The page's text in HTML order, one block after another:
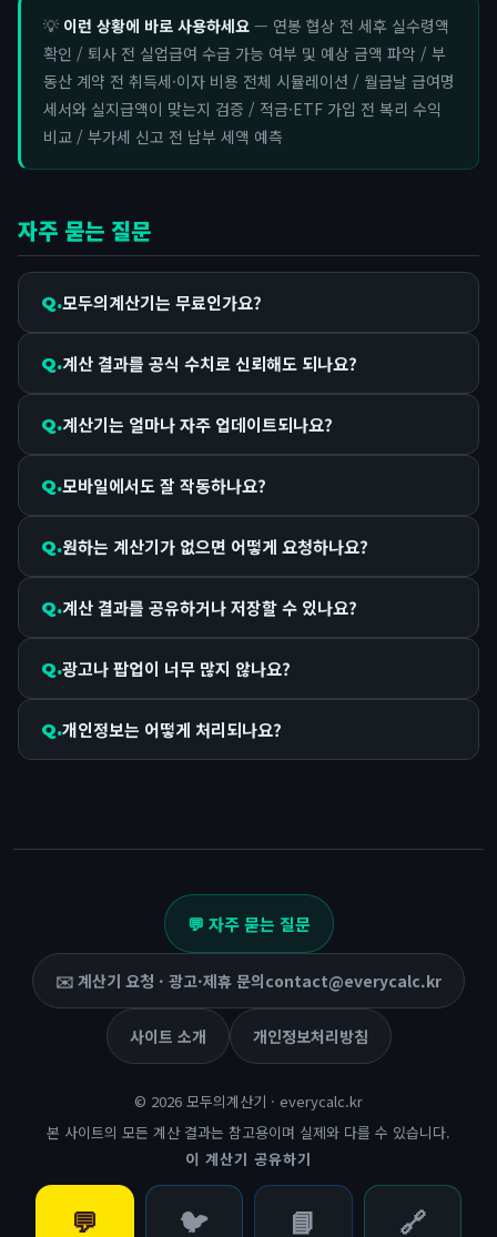
💡 이런 상황에 바로 사용하세요 — 연봉 협상 전 세후 실수령액
확인 / 퇴사 전 실업급여 수급 가능 여부 및 예상 금액 파악 / 부
동산 계약 전 취득세·이자 비용 전체 시뮬레이션 / 월급날 급여명
세서와 실지급액이 맞는지 검증 / 적금·ETF 가입 전 복리 수익
비교 / 부가세 신고 전 납부 세액 예측
자주 묻는 질문
모두의계산기는 무료인가요?
계산 결과를 공식 수치로 신뢰해도 되나요?
계산기는 얼마나 자주 업데이트되나요?
모바일에서도 잘 작동하나요?
원하는 계산기가 없으면 어떻게 요청하나요?
계산 결과를 공유하거나 저장할 수 있나요?
광고나 팝업이 너무 많지 않나요?
개인정보는 어떻게 처리되나요?
💬 자주 묻는 질문
✉️ 계산기 요청 · 광고·제휴 문의contact@everycalc.kr
사이트 소개 개인정보처리방침
© 2026 모두의계산기 · everycalc.kr
본 사이트의 모든 계산 결과는 참고용이며 실제와 다를 수 있습니다.
이 계산기 공유하기
💬 🐦 📘 🔗